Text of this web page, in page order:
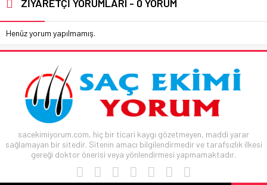
ZİYARETÇİ YORUMLARI - 0 YORUM
Henüz yorum yapılmamış.
sacekimiyorum.com, hiç bir ticari kaygı gözetmeyen, maddi yarar
sağlamayan bir sitedir. Sitenin amacı bilgilendirmedir ve tarafsızlık ilkesi
gereği doktor önerisi veya yönlendirmesi yapmamaktadır.